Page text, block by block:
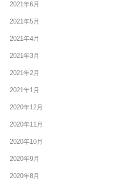
2021年6月
2021年5月
2021年4月
2021年3月
2021年2月
2021年1月
2020年12月
2020年11月
2020年10月
2020年9月
2020年8月